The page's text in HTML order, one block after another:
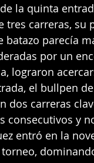
la quinta
tres carreras, su
batazo parecía
por un
lograron
el bullpen
dos carreras
consecutivos y
entró en la